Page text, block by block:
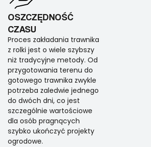
OSZCZĘDNOŚĆ
CZASU
Proces zakładania trawnika
z rolki jest o wiele szybszy
niż tradycyjne metody. Od
przygotowania terenu do
gotowego trawnika zwykle
potrzeba zaledwie jednego
do dwóch dni, co jest
szczególnie wartościowe
dla osób pragnących
szybko ukończyć projekty
ogrodowe.